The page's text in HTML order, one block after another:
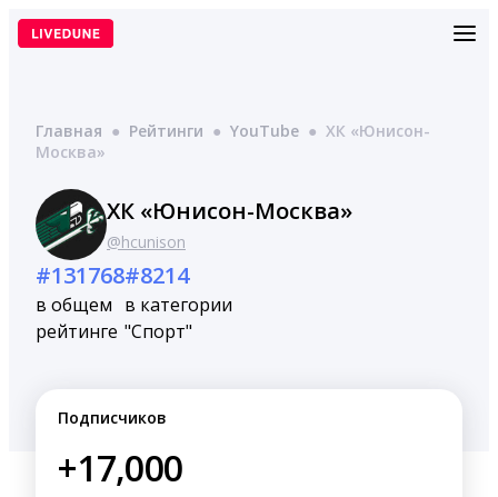
Перейти
Главная ● Рейтинги ● YouTube ● ХК «Юнисон-
Москва»
ХК «Юнисон-Москва»
@hcunison
#131768
в общем
рейтинге
#8214
в категории
"Спорт"
Подписчиков
+17,000